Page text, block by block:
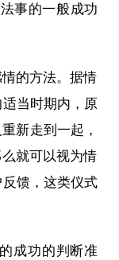
法事的一般成功
的方法。据情
当时期内，原
新走到一起，
就可以视为情
馈，这类仪式
成功的判断准